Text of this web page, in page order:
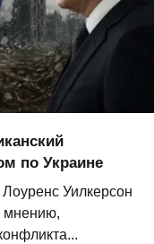
по Украине
Уилкерсон
мнению,